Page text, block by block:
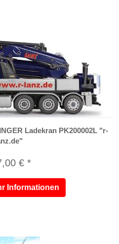
Ladekran PK200002L "r-
€ *
Informationen